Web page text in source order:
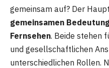
gemeinsam auf? Der
gemeinsamen
Fernsehen. Beide stehen
und gesellschaftlichen
unterschiedlichen Rollen.